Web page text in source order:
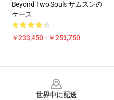
Beyond Two Souls サムスンの
ケース
￥233,450 - ￥253,750
世界中に配送